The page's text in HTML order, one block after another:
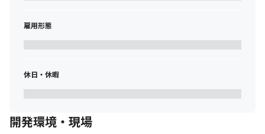
社内のサポート体制が充実しています。
雇用形態
休日・休暇
開発環境・現場